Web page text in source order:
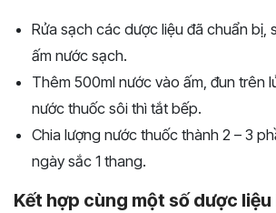
Rửa sạch các dược liệu đã chuẩn bị,
ấm nước sạch.
Thêm 500ml nước vào ấm, đun trên
nước thuốc sôi thì tắt bếp.
Chia lượng nước thuốc thành 2 – 3
ngày sắc 1 thang.
Kết hợp cùng một số dược liệu